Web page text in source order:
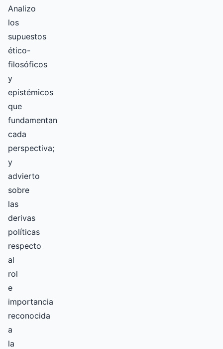
Analizo
los
supuestos
ético-
filosóficos
y
epistémicos
que
fundamentan
cada
perspectiva;
y
advierto
sobre
las
derivas
políticas
respecto
al
rol
e
importancia
reconocida
a
la